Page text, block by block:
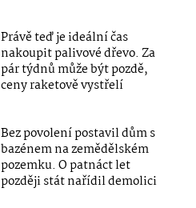
Právě teď je ideální čas
nakoupit palivové dřevo. Za
pár týdnů může být pozdě,
ceny raketově vystřelí
Bez povolení postavil dům s
bazénem na zemědělském
pozemku. O patnáct let
později stát nařídil demolici